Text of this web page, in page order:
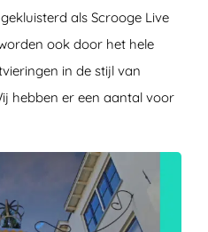
als Scrooge Live
ook door het hele
in de stijl van
hebben er een aantal voor